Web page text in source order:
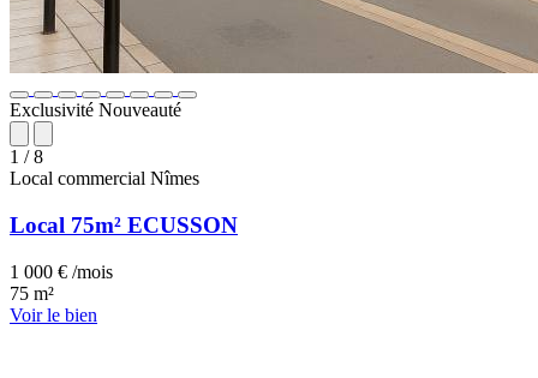
Exclusivité Nouveauté
1 / 8
Local commercial Nîmes
Local 75m² ECUSSON
1 000 € /mois
75 m²
Voir le bien